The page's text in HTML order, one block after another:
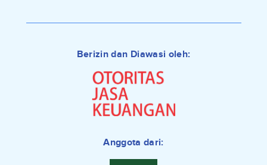
Berizin dan Diawasi oleh:
Anggota dari: